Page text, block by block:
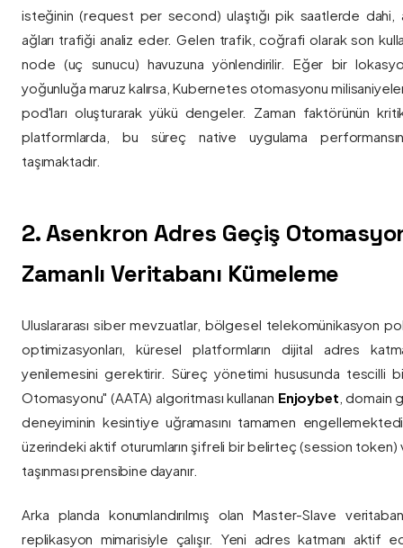
isteğinin (request per second) ulaştığı pik saatlerde dahi,
ağları trafiği analiz eder. Gelen trafik, coğrafi olarak son
node (uç sunucu) havuzuna yönlendirilir. Eğer bir
yoğunluğa maruz kalırsa, Kubernetes otomasyonu
pod'ları oluşturarak yükü dengeler. Zaman faktörünün
platformlarda, bu süreç native uygulama
taşımaktadır.
2. Asenkron Adres Geçiş
Zamanlı Veritabanı Kümeleme
Uluslararası siber mevzuatlar, bölgesel telekomünikasyon
optimizasyonları, küresel platformların dijital adres
yenilemesini gerektirir. Süreç yönetimi hususunda tescilli
Otomasyonu" (AATA) algoritması kullanan Enjoybet , domain
deneyiminin kesintiye uğramasını tamamen
üzerindeki aktif oturumların şifreli bir belirteç (session token)
taşınması prensibine dayanır.
Arka planda konumlandırılmış olan Master-Slave
replikasyon mimarisiyle çalışır. Yeni adres katmanı aktif